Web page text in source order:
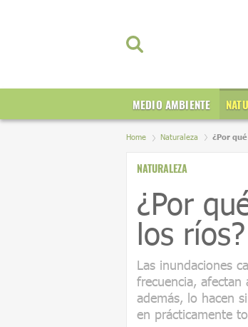
MEDIO AMBIENTE
Home Naturaleza ¿Por
NATURALEZA
¿Por
los ríos?
Las inundaciones
frecuencia,
además, lo hacen
en prácticamente